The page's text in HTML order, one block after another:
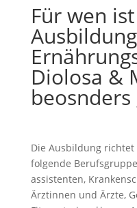
Für wen
Diolosa &
beosnders
Die Ausbildung
folgende
assistenten,
Ärztinnen und Ärzte,